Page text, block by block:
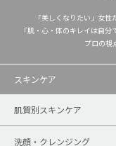
「美しくなりたい」女
「肌・心・体のキレイは自
プロの視
スキンケア
肌質別スキンケア
洗顔・クレンジング